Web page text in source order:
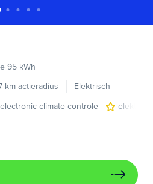
95 kWh
km actieradius
Elektrisch
electronic climate controle